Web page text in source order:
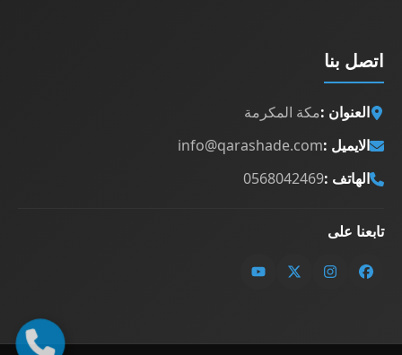
اتصل بنا
العنوان :مكة المكرمة
الايميل :info@qarashade.com
الهاتف :0568042469
تابعنا على